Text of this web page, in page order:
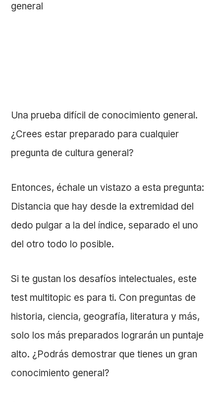
Una prueba difícil de conocimiento general.
¿Crees estar preparado para cualquier
pregunta de cultura general?
Entonces, échale un vistazo a esta pregunta:
Distancia que hay desde la extremidad del
dedo pulgar a la del índice, separado el uno
del otro todo lo posible.
Si te gustan los desafíos intelectuales, este
test multitopic es para ti. Con preguntas de
historia, ciencia, geografía, literatura y más,
solo los más preparados lograrán un puntaje
alto. ¿Podrás demostrar que tienes un gran
conocimiento general?